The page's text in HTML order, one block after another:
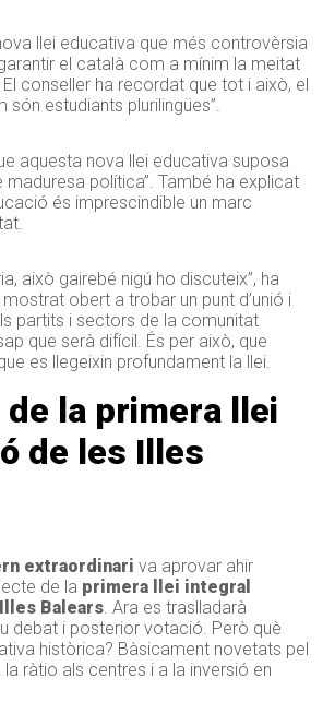
llei educativa que més controvèrsia
el català com a mínim la meitat
conseller ha recordat que tot i això, el
són estudiants plurilingües”.
aquesta nova llei educativa suposa
maduresa política”. També ha explicat
és imprescindible un marc
això gairebé nigú ho discuteix”, ha
obert a trobar un punt d’unió i
partits i sectors de la comunitat
que serà difícil. És per això, que
es llegeixin profundament la llei.
de la primera llei
de les Illes
extraordinari va aprovar ahir
de la primera llei integral
Balears . Ara es traslladarà
debat i posterior votació. Però què
històrica? Bàsicament novetats pel
la ràtio als centres i a la inversió en